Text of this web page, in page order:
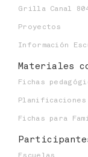
Grilla Canal
Proyectos
Información
Materiales
Fichas
Planificaciones
Fichas para
Escuelas